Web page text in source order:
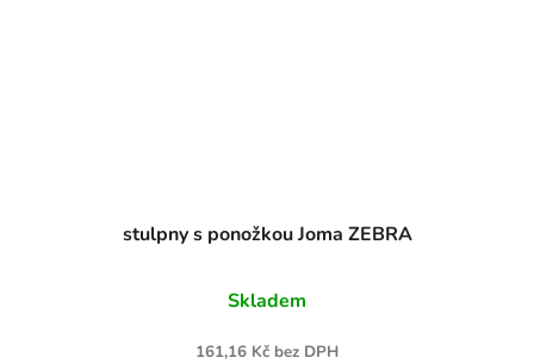
stulpny s ponožkou Joma ZEBRA
Skladem
161,16 Kč bez DPH